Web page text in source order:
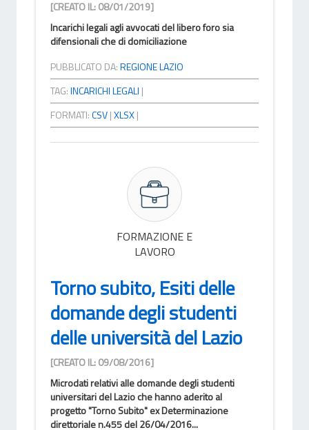
[CREATO IL: 08/01/2019]
Incarichi legali agli avvocati del libero foro sia
difensionali che di domiciliazione
PUBBLICATO DA:REGIONE LAZIO
TAG:INCARICHI LEGALI |
FORMATI:CSV|XLSX|
FORMAZIONE E
LAVORO
Torno subito, Esiti delle
domande degli studenti
delle università del Lazio
[CREATO IL: 09/08/2016]
Microdati relativi alle domande degli studenti
universitari del Lazio che hanno aderito al
progetto "Torno Subito" ex Determinazione
direttoriale n.455 del 26/04/2016...